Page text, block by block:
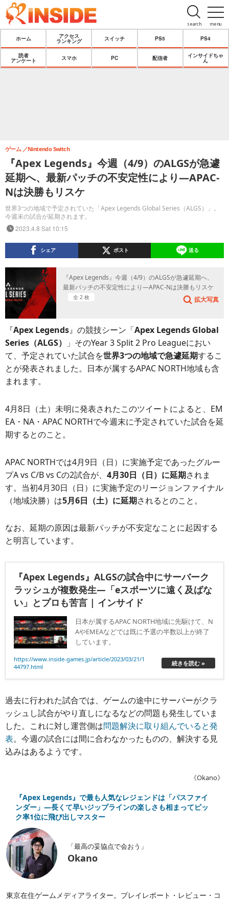
menu
search
ホーム
アクセス
ランキング
スイッチ PS5 PS4
読者
アンケート
スマホ PC 配信者
インサイドちゃ
ん
『Apex Legends』今週（4/9）のALGSが急遽
延期へ、最新パッチの不安定性により―APAC-
Nは決勝もリスケ
世界3つの地域で予定されていた「Apex Legends Global Series（ALGS）」。
今週末の試合が延期されます。
ゲーム Nintendo Switch
2023.4.8 Sat 10:15
シェア ポスト 送る
『Apex Legends』今週（4/9）のALGSが急遽延期へ、
最新パッチの不安定性により―APAC-Nは決勝もリスケ
全 2 枚 拡大写真
『Apex Legends』の競技シーン「Apex Legends Global
Series（ALGS）
」そのYear 3 Split 2 Pro Leagueにおい
て、予定されていた試合を世界3つの地域で急遽延期するこ
とが発表されました。日本が属するAPAC NORTH地域も含
まれます。
4月8日（土）未明に発表されたこのツイートによると、EM
EA・NA・APAC NORTHで今週末に予定されていた試合を延
期するとのこと。
APAC NORTHでは4月9日（日）に実施予定であったグルー
プA vs C/B vs Cの2試合が、 4月30日（日）に延期されま
す。当初4月30日（日）に実施予定のリージョンファイナル
（地域決勝）は5月6日（土）に延期されるとのこと。
なお、延期の原因は最新パッチが不安定なことに起因する
と明言しています。
『Apex Legends』ALGSの試合中にサーバーク
ラッシュが複数発生―「eスポーツに遠く及ばな
い」とプロも苦言 | インサイド
日本が属するAPAC NORTH地域に先駆けて、N
AやEMEAなどでは既に予選の半数以上が終了
しています。
https://www.inside-games.jp/article/2023/03/21/1
44797.html
続きを読む »
過去に行われた試合では、ゲームの途中にサーバーがクラ
ッシュし試合がやり直しになるなどの問題も発生していま
した。これに対し運営側は問題解決に取り組んでいると発
表。今週の試合には間に合わなかったものの、解決する見
込みはあるようです。
《Okano》
『Apex Legends』で最も人気なレジェンドは「パスファイ
ンダー」―長くて早いジップラインの楽しさも相まってピッ
ク率1位に飛び出しマスター
「最高の妥協点で会おう」
Okano
東京在住ゲームメディアライター。プレイレポート・レビュー・コ